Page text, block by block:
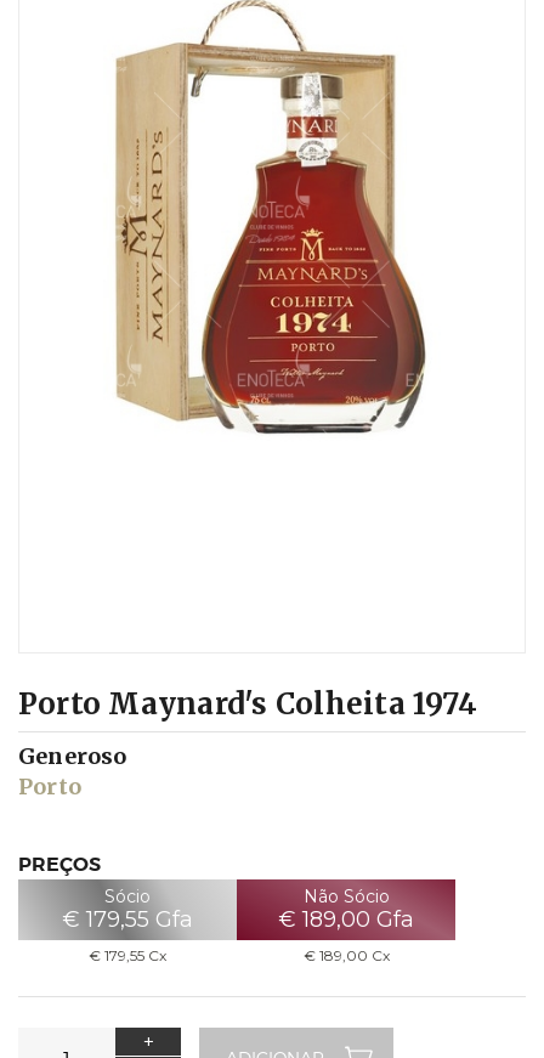
Porto Maynard's Colheita 1974
Generoso
Porto
PREÇOS
Sócio
€ 179,55 Gfa
€ 179,55 Cx
Não Sócio
€ 189,00 Gfa
€ 189,00 Cx
+